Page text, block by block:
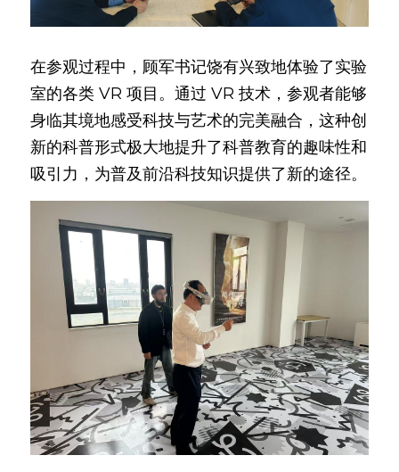
在参观过程中，顾军书记饶有兴致地体验了实验
室的各类 VR 项目。通过 VR 技术，参观者能够
身临其境地感受科技与艺术的完美融合，这种创
新的科普形式极大地提升了科普教育的趣味性和
吸引力，为普及前沿科技知识提供了新的途径。